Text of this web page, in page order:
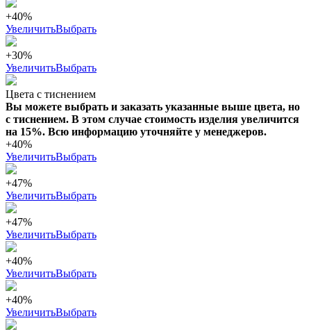
+40%
УвеличитьВыбрать
+30%
УвеличитьВыбрать
Цвета с тиснением
Вы можете выбрать и заказать указанные выше цвета, но
с тиснением. В этом случае стоимость изделия увеличится
на 15%. Всю информацию уточняйте у менеджеров.
+40%
УвеличитьВыбрать
+47%
УвеличитьВыбрать
+47%
УвеличитьВыбрать
+40%
УвеличитьВыбрать
+40%
УвеличитьВыбрать